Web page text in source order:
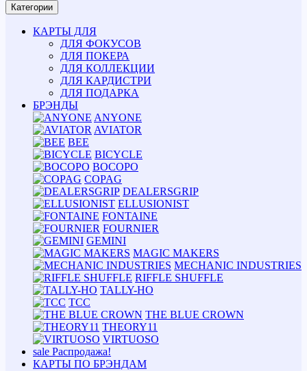
Категории
КАРТЫ ДЛЯ
ДЛЯ ФОКУСОВ
ДЛЯ ПОКЕРА
ДЛЯ КОЛЛЕКЦИИ
ДЛЯ КАРДИСТРИ
ДЛЯ ПОДАРКА
БРЭНДЫ
ANYONE
AVIATOR
BEE
BICYCLE
BOCOPO
COPAG
DEALERSGRIP
ELLUSIONIST
FONTAINE
FOURNIER
GEMINI
MAGIC MAKERS
MECHANIC INDUSTRIES
RIFFLE SHUFFLE
TALLY-HO
TCC
THE BLUE CROWN
THEORY11
VIRTUOSO
sale Распродажа!
КАРТЫ ПО БРЭНДАМ